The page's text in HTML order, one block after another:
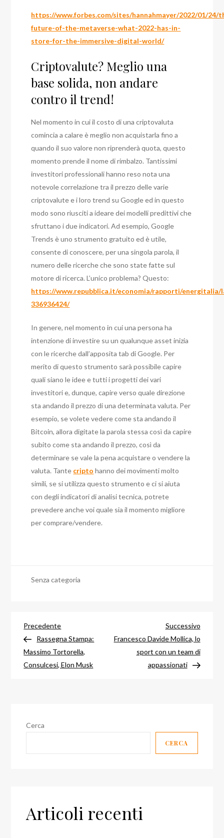
https://www.forbes.com/sites/hannahmayer/2022/01/24/
future-of-the-metaverse-what-2022-has-in-
store-for-the-immersive-digital-world/
Criptovalute? Meglio una
base solida, non andare
contro il trend!
Nel momento in cui il costo di una criptovaluta
comincia a calare è meglio non acquistarla fino a
quando il suo valore non riprenderà quota, questo
momento prende il nome di rimbalzo. Tantissimi
investitori professionali hanno reso nota una
notevole correlazione tra il prezzo delle varie
criptovalute e i loro trend su Google ed in questo
modo sono riusciti a ideare dei modelli predittivi che
sfruttano i due indicatori.Ad esempio, Google
Trends è uno strumento gratuito ed è utile,
consente di conoscere, per una singola parola, il
numero delle ricerche che sono state fatte sul
motore di ricerca. L’unico problema? Questo:
https://www.repubblica.it/economia/rapporti/energitalia/
336936424/
In genere, nel momento in cui una persona ha
intenzione di investire su un qualunque asset inizia
con le ricerche dall’apposita tab di Google. Per
merito di questo strumento sarà possibile capire
quali siano le idee e tutti i progetti dei vari
investitori e, dunque, capire verso quale direzione
sta andando il prezzo di una determinata valuta. Per
esempio, se volete vedere come sta andando il
Bitcoin, allora digitate la parola stessa così da capire
subito come sta andando il prezzo, così da
determinare se vale la pena acquistare o vendere la
valuta. Tante cripto hanno dei movimenti molto
simili, se si utilizza questo strumento e ci si aiuta
con degli indicatori di analisi tecnica, potrete
prevedere anche voi quale sia il momento migliore
per comprare/vendere.
Senza categoria
Navigazione
articoli
Articolo
precedente
Precedente
Rassegna Stampa:
Massimo Tortorella,
Consulcesi, Elon Musk
Successivo
Francesco Davide Mollica, lo
sport con un team di
appassionati
Cerca
CERCA
Articoli recenti